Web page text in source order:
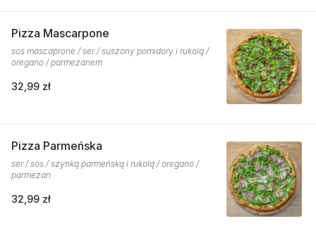
Pizza Mascarpone
sos mascaprone / ser / suszony pomidory i rukolą /
oregano / parmezanem
32,99 zł
Pizza Parmeńska
ser / sos / szynką parmeńską i rukolą / oregano /
parmezan
32,99 zł